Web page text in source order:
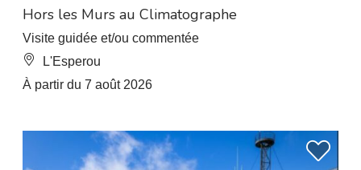
Hors les Murs au Climatographe
Visite guidée et/ou commentée
L'Esperou
À partir du 7 août 2026